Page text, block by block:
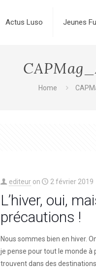
Actus Luso Jeunes
Home
editeur on 2 février 2019
L’hiver, oui,
précautions !
Nous sommes bien en hiver.
je pense pour tout le monde à
trouvent dans des destinations